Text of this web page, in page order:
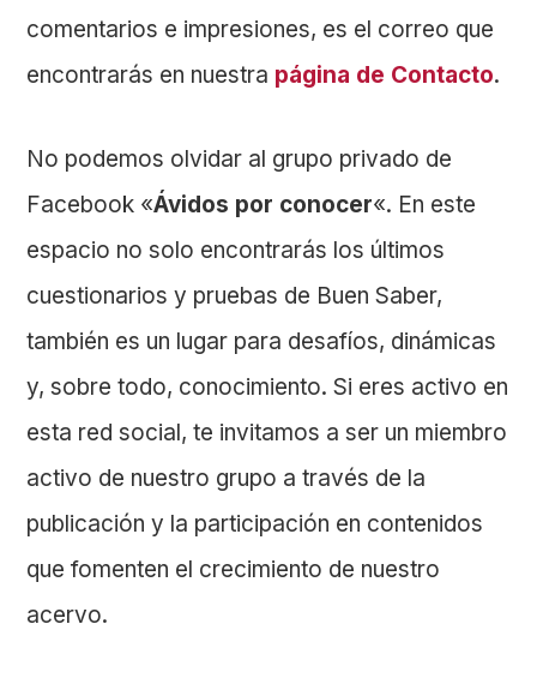
comentarios e impresiones, es el correo que
encontrarás en nuestra página de Contacto.
No podemos olvidar al grupo privado de
Facebook «Ávidos por conocer«. En este
espacio no solo encontrarás los últimos
cuestionarios y pruebas de Buen Saber,
también es un lugar para desafíos, dinámicas
y, sobre todo, conocimiento. Si eres activo en
esta red social, te invitamos a ser un miembro
activo de nuestro grupo a través de la
publicación y la participación en contenidos
que fomenten el crecimiento de nuestro
acervo.